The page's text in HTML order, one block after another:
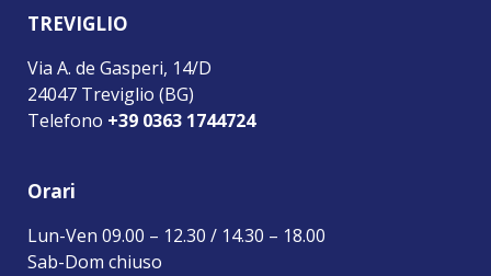
TREVIGLIO
Via A. de Gasperi, 14/D
24047 Treviglio (BG)
Telefono +39 0363 1744724
Orari
Lun-Ven 09.00 – 12.30 / 14.30 – 18.00
Sab-Dom chiuso